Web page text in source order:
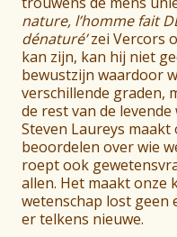
nature, l’homme fait
dénaturé’zei Vercors
kan zijn, kan hij niet
bewustzijn waardoor
verschillende graden,
de rest van de
Steven Laureys
beoordelen over wie
roept ook
allen. Het maakt onze
wetenschap lost geen
er telkens nieuwe.